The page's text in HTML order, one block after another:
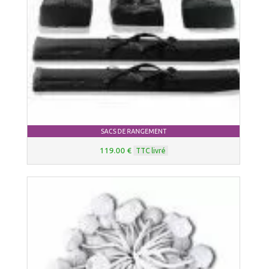
SACS DE RANGEMENT
119.00 € TTC livré